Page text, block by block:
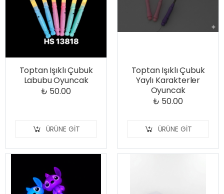
Toptan Işıklı Çubuk
Labubu Oyuncak
₺ 50.00
ÜRÜNE GIT
Toptan Işıklı Çubuk
Yaylı Karakterler
Oyuncak
₺ 50.00
ÜRÜNE GIT